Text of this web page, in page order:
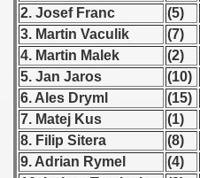
2. Josef Franc
(5)
3. Martin Vaculik
(7)
4. Martin Malek
(2)
5. Jan Jaros
(10)
6. Ales Dryml
(15)
7. Matej Kus
(1)
8. Filip Sitera
(8)
9. Adrian Rymel
(4)
- 1957
- 1958
- 1959
- 1960
- 1961